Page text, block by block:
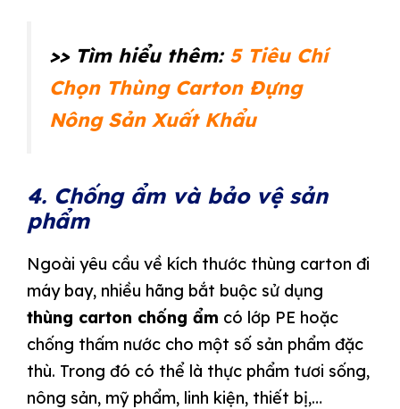
>> Tìm hiểu thêm: 5 Tiêu Chí
Chọn Thùng Carton Đựng
Nông Sản Xuất Khẩu
4. Chống ẩm và bảo vệ sản
phẩm
Ngoài yêu cầu về kích thước thùng carton đi
máy bay, nhiều hãng bắt buộc sử dụng
thùng carton chống ẩm có lớp PE hoặc
chống thấm nước cho một số sản phẩm đặc
thù. Trong đó có thể là thực phẩm tươi sống,
nông sản, mỹ phẩm, linh kiện, thiết bị,…